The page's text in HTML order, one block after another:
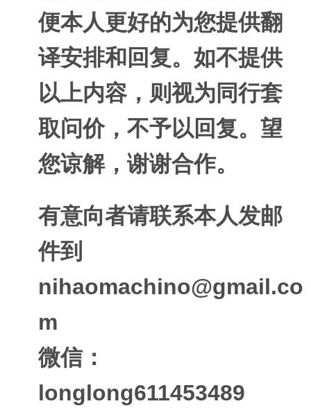
便本人更好的为您提供翻
译安排和回复。如不提供
以上内容，则视为同行套
取问价，不予以回复。望
您谅解，谢谢合作。
有意向者请联系本人发邮
件到
nihaomachino@gmail.co
m
微信：
longlong611453489